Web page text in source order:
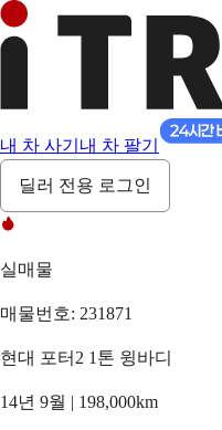
내 차 사기 내 차 팔기
딜러 전용 로그인
실매물
매물번호: 231871
현대 포터2 1톤 윙바디
14년 9월 | 198,000km